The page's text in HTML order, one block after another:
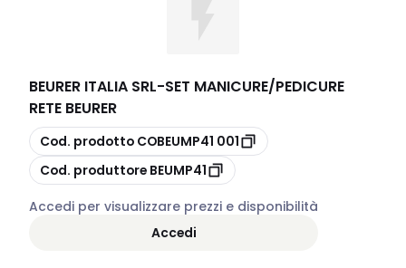
BEURER ITALIA SRL-SET MANICURE/PEDICURE
RETE BEURER
copia
Cod. prodotto
COBEUMP41 001
copia
Cod. produttore BEUMP41
Accedi per visualizzare prezzi e disponibilità
Accedi